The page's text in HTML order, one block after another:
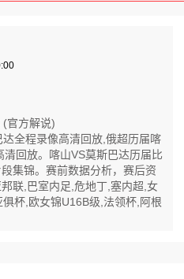
(官方解说)
全程录像高清回放,俄超历届喀
回放。喀山VS莫斯巴达历届比
集锦。赛前数据分析，赛后资
联,巴室内足,危地丁,塞内超,女
杯,欧女锦U16B级,法领杯,阿根